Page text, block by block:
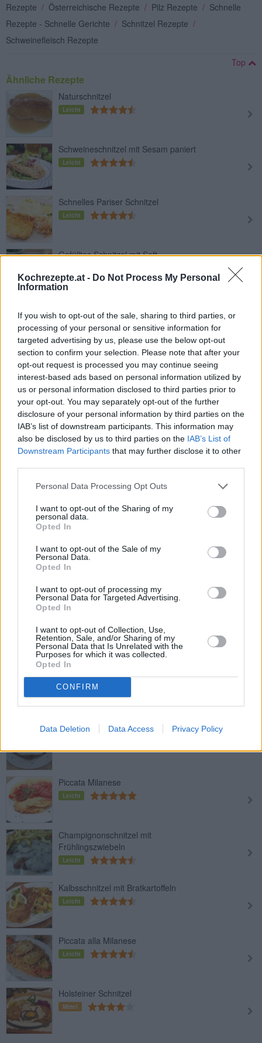
Kochrezepte.at - Do Not Process My Personal
Information
If you wish to opt-out of the sale, sharing to third parties, or
processing of your personal or sensitive information for
targeted advertising by us, please use the below opt-out
section to confirm your selection. Please note that after your
opt-out request is processed you may continue seeing
interest-based ads based on personal information utilized by
us or personal information disclosed to third parties prior to
your opt-out. You may separately opt-out of the further
disclosure of your personal information by third parties on the
IAB’s list of downstream participants. This information may
also be disclosed by us to third parties on the IAB’s List of
Downstream Participants that may further disclose it to other
Personal Data Processing Opt Outs
I want to opt-out of the Sharing of my
personal data.
Opted In
I want to opt-out of the Sale of my
Personal Data.
Opted In
I want to opt-out of processing my
Personal Data for Targeted Advertising.
Opted In
I want to opt-out of Collection, Use,
Retention, Sale, and/or Sharing of my
Personal Data that Is Unrelated with the
Purposes for which it was collected.
Opted In
CONFIRM
Data Deletion Data Access Privacy Policy
Rezepte / Österreichische Rezepte / Pilz Rezepte / Schnelle
Rezepte - Schnelle Gerichte / Schnitzel Rezepte /
Schweinefleisch Rezepte
Top
Ähnliche Rezepte
Naturschnitzel
Leicht
Schweineschnitzel mit Sesam paniert
Leicht
Schnelles Pariser Schnitzel
Leicht
Gefülltes Schnitzel mit Saft
Leicht
Schnitzel mit Kürbiskernpanier
Leicht
Naturschnitzel mit Schinken und
Käse
Leicht
Wiener Hühnerschnitzel mit
Mittel
Hammerherren-Schnitzel
Leicht
Schnitzel Holstein
Apfelsauce
Mittel
Steirer Cordon bleu
Leicht
Naturschnitzel mit Spiegelei
Piccata Milanese
Leicht
Champignonschnitzel mit
Frühlingszwiebeln
Leicht
Kalbsschnitzel mit Bratkartoffeln
Leicht
Piccata alla Milanese
Leicht
Holsteiner Schnitzel
Mittel